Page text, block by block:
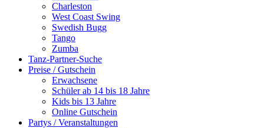
Charleston
West Coast Swing
Swedish Bugg
Tango
Zumba
Tanz-Partner-Suche
Preise / Gutschein
Erwachsene
Schüler ab 14 bis 18 Jahre
Kids bis 13 Jahre
Online Gutschein
Partys / Veranstaltungen